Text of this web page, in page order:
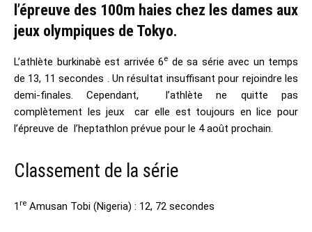
l’épreuve des 100m haies chez les dames aux
jeux olympiques de Tokyo.
L’athlète burkinabè est arrivée 6e de sa série avec un temps
de 13, 11 secondes . Un résultat insuffisant pour rejoindre les
demi-finales. Cependant, l’athlète ne quitte pas
complètement les jeux car elle est toujours en lice pour
l’épreuve de l’heptathlon prévue pour le 4 août prochain.
Classement de la série
1re Amusan Tobi (Nigeria) : 12, 72 secondes